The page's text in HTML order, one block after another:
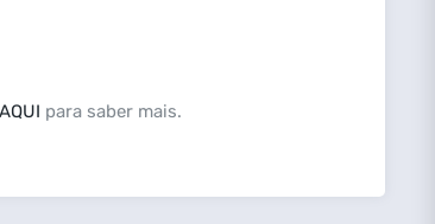
AQUI para saber mais.